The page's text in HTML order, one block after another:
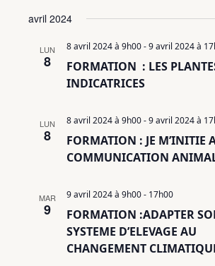
avril 2024
LUN
8
FORMATION : LES
INDICATRICES
8 avril 2024 à 9h00-9 avril 2024 à
LUN
8
FORMATION : JE M’INITIE
COMMUNICATION
8 avril 2024 à 9h00-9 avril 2024 à
MAR
9
FORMATION :ADAPTER
SYSTEME D’ELEVAGE AU
CHANGEMENT
9 avril 2024 à 9h00- 17h00